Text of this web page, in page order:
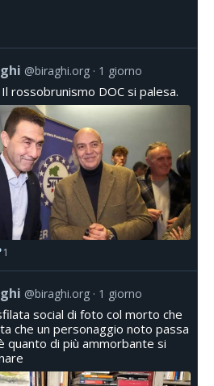
@biraghi.org 1 giorno
rossobrunismo DOC si palesa.
1
@biraghi.org 1 giorno
social di foto col morto che
che un personaggio noto passa
quanto di più ammorbante si